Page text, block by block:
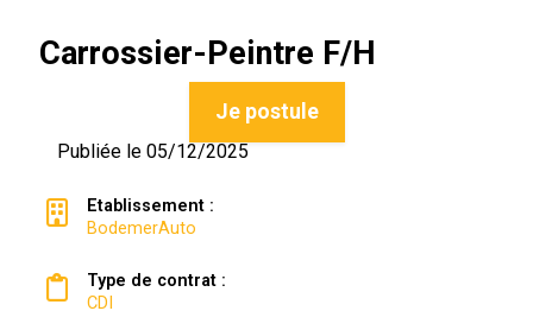
Carrossier-Peintre F/H
Je postule
Publiée le 05/12/2025
Etablissement :
BodemerAuto
Type de contrat :
CDI